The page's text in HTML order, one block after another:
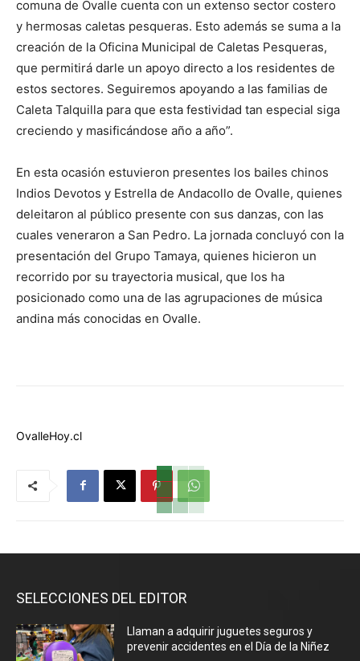
comuna de Ovalle cuenta con un extenso sector costero
y hermosas caletas pesqueras. Esto además se suma a la
creación de la Oficina Municipal de Caletas Pesqueras,
que permitirá darle un apoyo directo a los residentes de
estos sectores. Seguiremos apoyando a las familias de
Caleta Talquilla para que esta festividad tan especial siga
creciendo y masificándose año a año”.
En esta ocasión estuvieron presentes los bailes chinos
Indios Devotos y Estrella de Andacollo de Ovalle, quienes
deleitaron al público presente con sus danzas, con las
cuales veneraron a San Pedro. La jornada concluyó con la
presentación del Grupo Tamaya, quienes hicieron un
recorrido por su trayectoria musical, que los ha
posicionado como una de las agrupaciones de música
andina más conocidas en Ovalle.
OvalleHoy.cl